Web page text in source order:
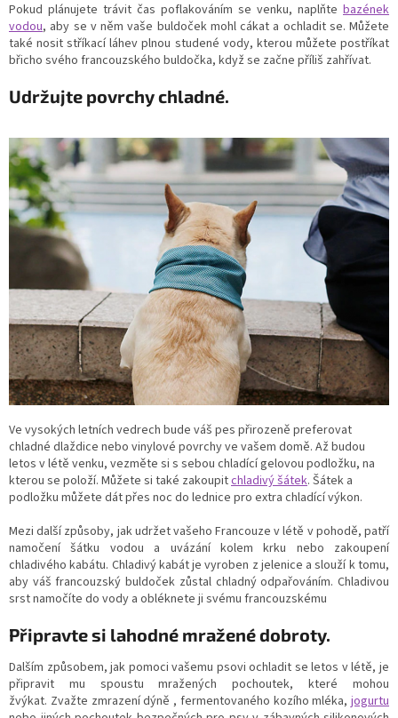
Pokud plánujete trávit čas poflakováním se venku, naplňte bazének
vodou, aby se v něm vaše buldoček mohl cákat a ochladit se. Můžete
také nosit stříkací láhev plnou studené vody, kterou můžete postříkat
břicho svého francouzského buldočka, když se začne příliš zahřívat.
Udržujte povrchy chladné.
Ve vysokých letních vedrech bude váš pes přirozeně preferovat
chladné dlaždice nebo vinylové povrchy ve vašem domě. Až budou
letos v létě venku, vezměte si s sebou chladící gelovou podložku, na
kterou se položí. Můžete si také zakoupitchladivý šátek. Šátek a
podložku můžete dát přes noc do lednice pro extra chladící výkon.
Mezi další způsoby, jak udržet vašeho Francouze v létě v pohodě, patří
namočení šátku vodou a uvázání kolem krku nebo zakoupení
chladivého kabátu. Chladivý kabát je vyroben z jelenice a slouží k tomu,
aby váš francouzský buldoček zůstal chladný odpařováním. Chladivou
srst namočíte do vody a obléknete ji svému francouzskému
Připravte si lahodné mražené dobroty.
Dalším způsobem, jak pomoci vašemu psovi ochladit se letos v létě, je
připravit mu spoustu mražených pochoutek, které mohou
žvýkat. Zvažte zmrazení dýně , fermentovaného kozího mléka, jogurtu